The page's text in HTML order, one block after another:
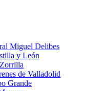
Miguel Delibes
y León
de Valladolid
Grande